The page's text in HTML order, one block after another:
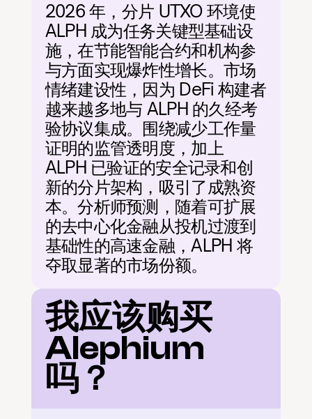
2026 年，分片 UTXO 环境使
ALPH 成为任务关键型基础设
施，在节能智能合约和机构参
与方面实现爆炸性增长。市场
情绪建设性，因为 DeFi 构建者
越来越多地与 ALPH 的久经考
验协议集成。围绕减少工作量
证明的监管透明度，加上
ALPH 已验证的安全记录和创
新的分片架构，吸引了成熟资
本。分析师预测，随着可扩展
的去中心化金融从投机过渡到
基础性的高速金融，ALPH 将
夺取显著的市场份额。
我应该购买
Alephium
吗？